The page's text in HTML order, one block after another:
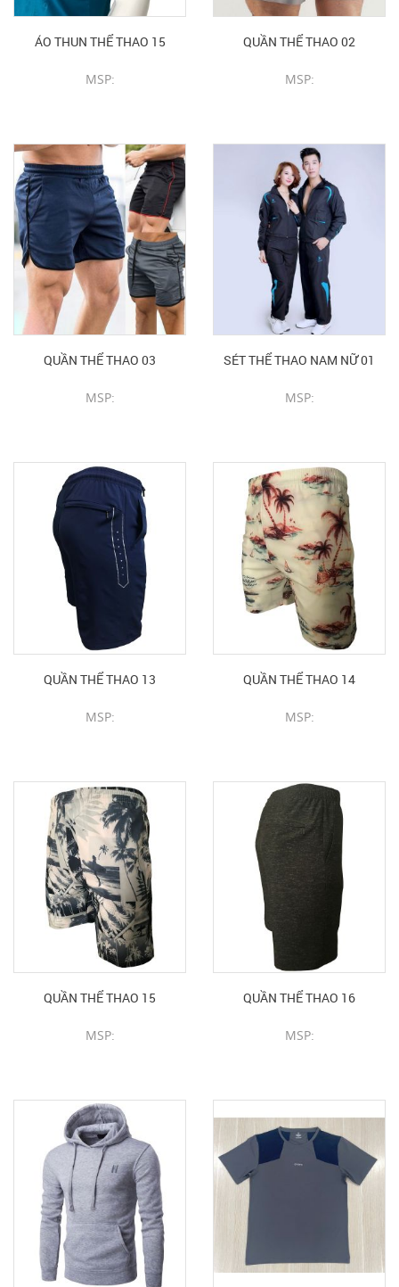
ÁO THUN THỂ THAO 15
MSP:
QUẦN THỂ THAO 02
MSP:
QUẦN THỂ THAO 03
MSP:
SÉT THỂ THAO NAM NỮ 01
MSP:
QUẦN THỂ THAO 13
MSP:
QUẦN THỂ THAO 14
MSP:
QUẦN THỂ THAO 15
MSP:
QUẦN THỂ THAO 16
MSP: